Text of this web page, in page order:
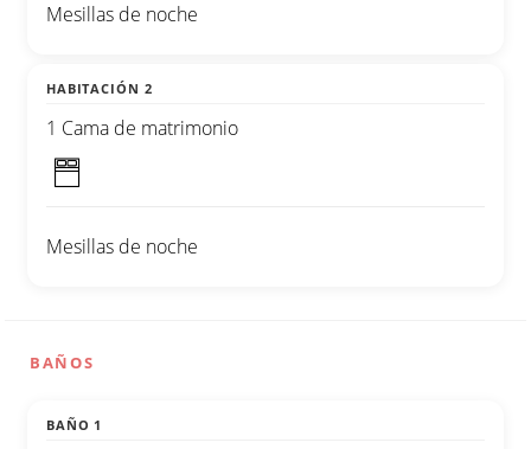
Mesillas de noche
HABITACIÓN 2
1 Cama de matrimonio
Mesillas de noche
BAÑOS
BAÑO 1